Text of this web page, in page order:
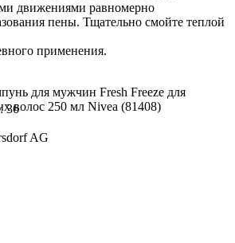
движениями равномерно
пены. Тщательно смойте теплой
применения.
для мужчин Fresh Freeze для
волос 250 мл Nivea (81408)
36
AG